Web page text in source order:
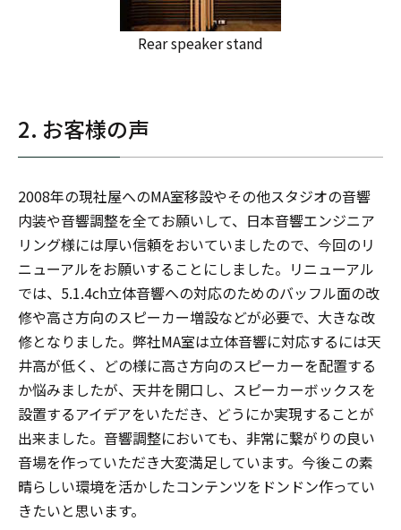
Rear speaker stand
2. お客様の声
2008年の現社屋へのMA室移設やその他スタジオの音響
内装や音響調整を全てお願いして、日本音響エンジニア
リング様には厚い信頼をおいていましたので、今回のリ
ニューアルをお願いすることにしました。リニューアル
では、5.1.4ch立体音響への対応のためのバッフル面の改
修や高さ方向のスピーカー増設などが必要で、大きな改
修となりました。弊社MA室は立体音響に対応するには天
井高が低く、どの様に高さ方向のスピーカーを配置する
か悩みましたが、天井を開口し、スピーカーボックスを
設置するアイデアをいただき、どうにか実現することが
出来ました。音響調整においても、非常に繋がりの良い
音場を作っていただき大変満足しています。今後この素
晴らしい環境を活かしたコンテンツをドンドン作ってい
きたいと思います。